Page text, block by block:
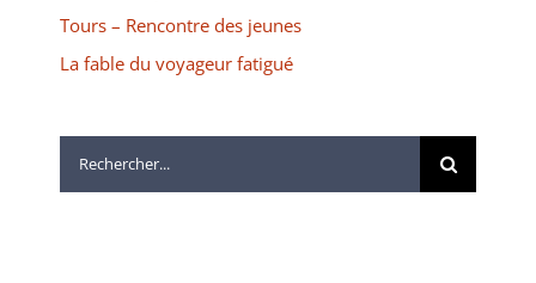
Tours – Rencontre des jeunes
La fable du voyageur fatigué
Rechercher: